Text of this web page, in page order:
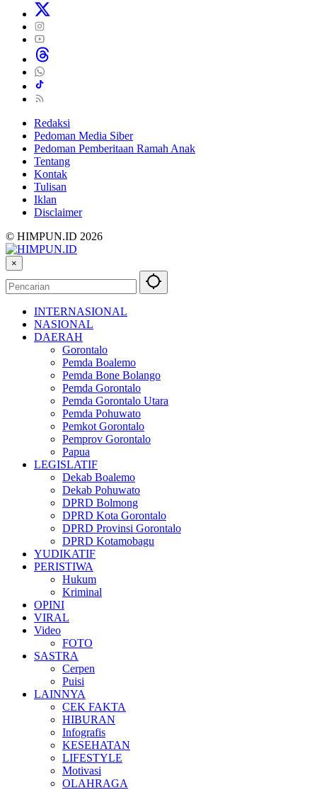
Redaksi
Pedoman Media Siber
Pedoman Pemberitaan Ramah Anak
Tentang
Kontak
Tulisan
Iklan
Disclaimer
© HIMPUN.ID 2026
×
INTERNASIONAL
NASIONAL
DAERAH
Gorontalo
Pemda Boalemo
Pemda Bone Bolango
Pemda Gorontalo
Pemda Gorontalo Utara
Pemda Pohuwato
Pemkot Gorontalo
Pemprov Gorontalo
Papua
LEGISLATIF
Dekab Boalemo
Dekab Pohuwato
DPRD Bolmong
DPRD Kota Gorontalo
DPRD Provinsi Gorontalo
DPRD Kotamobagu
YUDIKATIF
PERISTIWA
Hukum
Kriminal
OPINI
VIRAL
Video
FOTO
SASTRA
Cerpen
Puisi
LAINNYA
CEK FAKTA
HIBURAN
Infografis
KESEHATAN
LIFESTYLE
Motivasi
OLAHRAGA